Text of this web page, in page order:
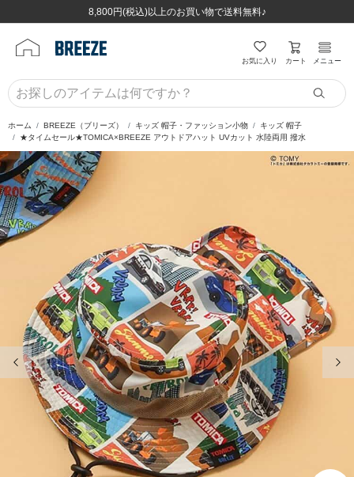
8,800円(税込)以上のお買い物で送料無料♪
ほぼ全品半額！！8/12(水)お昼12:59まで！！
8,800円(税込)以上のお買い物で送料無料♪
ほぼ全品半額！！8/12(水)お昼12:59まで！！
お気に入り カート メニュー
ホーム BREEZE（ブリーズ） キッズ 帽子・ファッション小物
キッズ 帽子
★タイムセール★TOMICA×BREEZE アウトドアハット UVカット 水陸両用 撥水
前の画像